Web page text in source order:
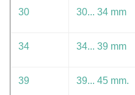
30 30... 34 mm
34 34... 39 mm
39 39... 45 mm.